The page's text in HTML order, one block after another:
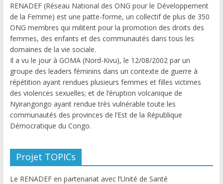
RENADEF (Réseau National des ONG pour le Développement
de la Femme) est une patte-forme, un collectif de plus de 350
ONG membres qui militent pour la promotion des droits des
femmes, des enfants et des communautés dans tous les
domaines de la vie sociale.
Il a vu le jour à GOMA (Nord-Kivu), le 12/08/2002 par un
groupe des leaders féminins dans un contexte de guerre à
répétition ayant rendues plusieurs femmes et filles victimes
des violences sexuelles; et de l’éruption volcanique de
Nyirangongo ayant rendue très vulnérable toute les
communautés des provinces de l’Est de la République
Démocratique du Congo.
Projet TOPICs
Le RENADEF en partenariat avec l’Unité de Santé